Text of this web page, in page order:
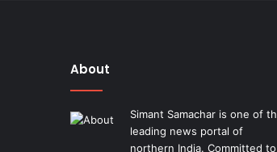
About
Simant Samachar is one of
leading news portal of
northern India. Committed to